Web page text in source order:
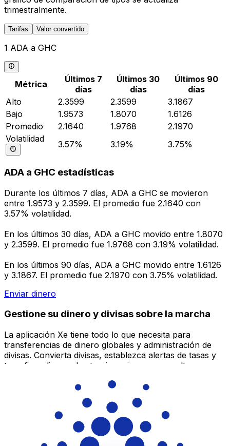
trimestralmente.
Tarifas Valor convertido
1 ADA a GHC
Métrica
Últimos 7
días
Últimos 30
días
Últimos 90
días
Alto
2.3599 2.3599
3.1867
Bajo
1.9573 1.8070
1.6126
Promedio
2.1640 1.9768
2.1970
Volatilidad
3.57% 3.19% 3.75%
ADA a GHC estadísticas
Durante los últimos 7 días, ADA a GHC se movieron
entre 1.9573 y 2.3599. El promedio fue 2.1640 con
3.57% volatilidad.
En los últimos 30 días, ADA a GHC movido entre 1.8070
y 2.3599. El promedio fue 1.9768 con 3.19% volatilidad.
En los últimos 90 días, ADA a GHC movido entre 1.6126
y 3.1867. El promedio fue 2.1970 con 3.75% volatilidad.
Enviar dinero
Gestione su dinero y divisas sobre la marcha
La aplicación Xe tiene todo lo que necesita para
transferencias de dinero globales y administración de
divisas. Convierta divisas, establezca alertas de tasas y
transfiera dinero al extranjero sin cargos ocultos.